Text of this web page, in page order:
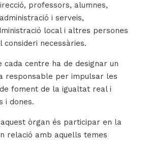
professors, alumnes,
i serveis,
local i altres persones
consideri necessàries.
cada centre ha de designar un
responsable per impulsar les
foment de la igualtat real i
i dones.
òrgan és participar en la
relació amb aquells temes